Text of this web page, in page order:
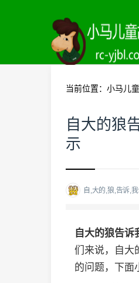
当前位置： 小马儿
自大的狼
示
自,大的,狼,告诉,
自大的狼告
们来说，自大
的问题，下面